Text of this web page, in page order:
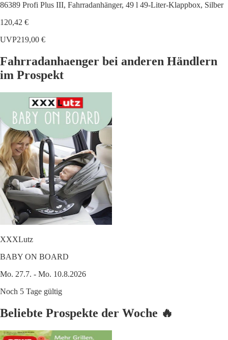
86389 Profi Plus III, Fahrradanhänger, 49 l 49-Liter-Klappbox, Silber
120,42 €
UVP219,00 €
Fahrradanhaenger bei anderen Händlern
im Prospekt
XXXLutz
BABY ON BOARD
Mo. 27.7. - Mo. 10.8.2026
Noch 5 Tage gültig
Beliebte Prospekte der Woche 🔥